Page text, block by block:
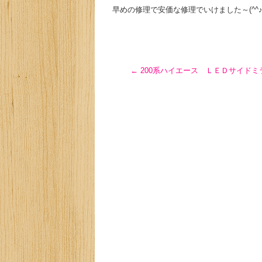
早めの修理で安価な修理でいけました～(^^♪
← 200系ハイエース ＬＥＤサイドミ